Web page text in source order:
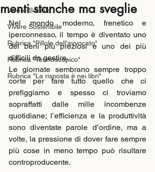
Vivere Sociale
Vivere Sostenibile
Rubrica "Pillole dell'avvocato"
Rubrica "Termoscopico"
Rubrica "La risposta è nei libri"
menti stanche ma sveglie
Nel mondo moderno, frenetico e
iperconnesso, il tempo è diventato uno
dei beni più preziosi e uno dei più
difficili da gestire.
Le giornate sembrano sempre troppo
corte per fare tutto quello che ci
prefiggiamo e spesso ci troviamo
sopraffatti dalle mille incombenze
quotidiane; l’efficienza e la produttività
sono diventate parole d’ordine, ma a
volte, la pressione di dover fare sempre
più cose in meno tempo può risultare
controproducente.